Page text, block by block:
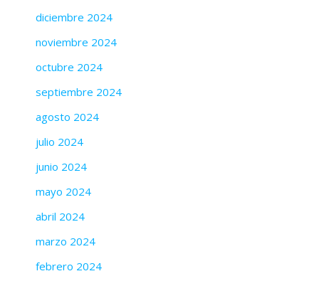
diciembre 2024
noviembre 2024
octubre 2024
septiembre 2024
agosto 2024
julio 2024
junio 2024
mayo 2024
abril 2024
marzo 2024
febrero 2024